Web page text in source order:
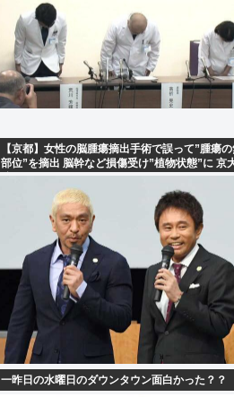
【京都】女性の脳腫瘍摘出手術で誤って”腫瘍
部位”を摘出 脳幹など損傷受け”植物状態”に 京
院
一昨日の水曜日のダウンタウン面白かった？？